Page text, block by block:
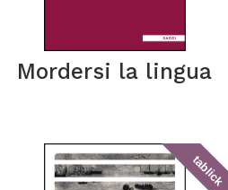
Mordersi la lingua
tablick